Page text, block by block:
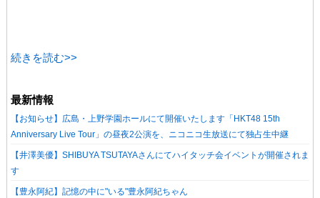
続きを読む>>
最新情報
【お知らせ】広島・上野学園ホールにて開催いたします「HKT48 15th
Anniversary Live Tour」の昼夜2公演を、ニコニコ生放送にて独占生中継
【井澤美優】SHIBUYA TSUTAYAさんにてハイタッチ会イベントが開催されま
す
【豊永阿紀】記憶の中に"いる"豊永阿紀ちゃん